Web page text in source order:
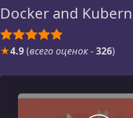
Docker and
★4.9(всего оценок-326)